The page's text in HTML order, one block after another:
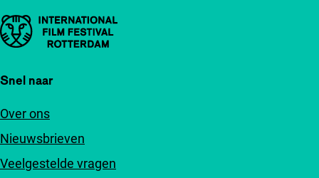
Belangrijke links
Snel naar
Over ons
Nieuwsbrieven
Veelgestelde vragen